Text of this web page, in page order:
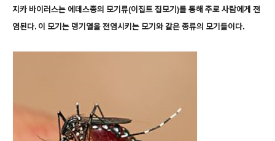
지카 바이러스는 에데스종의 모기류(이집트 집모기)를 통해 주로 사람에게 전
염된다. 이 모기는 뎅기열을 전염시키는 모기와 같은 종류의 모기들이다.